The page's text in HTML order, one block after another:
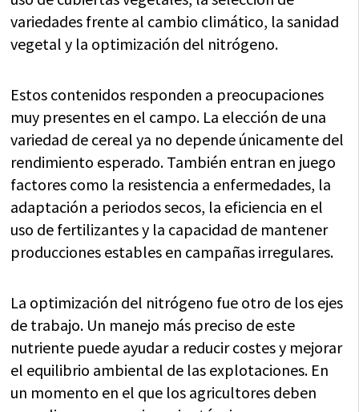
variedades frente al cambio climático, la sanidad
vegetal y la optimización del nitrógeno.
Estos contenidos responden a preocupaciones
muy presentes en el campo. La elección de una
variedad de cereal ya no depende únicamente del
rendimiento esperado. También entran en juego
factores como la resistencia a enfermedades, la
adaptación a periodos secos, la eficiencia en el
uso de fertilizantes y la capacidad de mantener
producciones estables en campañas irregulares.
La optimización del nitrógeno fue otro de los ejes
de trabajo. Un manejo más preciso de este
nutriente puede ayudar a reducir costes y mejorar
el equilibrio ambiental de las explotaciones. En
un momento en el que los agricultores deben